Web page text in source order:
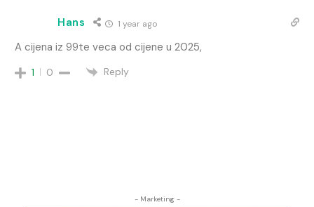
Hans 1 year ago
A cijena iz 99te veca od cijene u 2025,
1 0 Reply
- Marketing -